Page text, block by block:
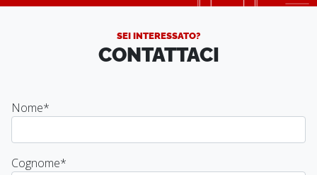
SEI INTERESSATO?
CONTATTACI
Nome*
Cognome*